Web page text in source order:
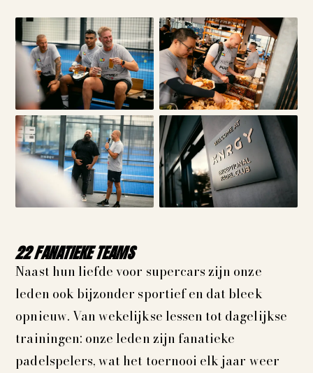
22 FANATIEKE TEAMS
Naast hun liefde voor supercars zijn onze
leden ook bijzonder sportief en dat bleek
opnieuw. Van wekelijkse lessen tot dagelijkse
trainingen: onze leden zijn fanatieke
padelspelers, wat het toernooi elk jaar weer